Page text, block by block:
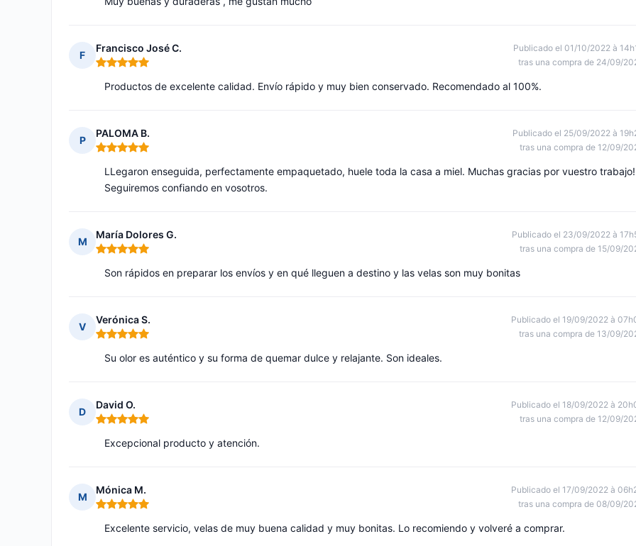
F
Francisco José C.
Nota: 5 de 5
Publicado el 01/10/2022 à
tras una compra de 24/09/
Productos de excelente calidad. Envío rápido y muy bien conservado. Recomendado al 100%.
P
PALOMA B.
Nota: 5 de 5
Publicado el 25/09/2022 à
tras una compra de 12/09/
LLegaron enseguida, perfectamente empaquetado, huele toda la casa a miel. Muchas gracias por vuestro trabajo!
Seguiremos confiando en vosotros.
M
María Dolores G.
Nota: 5 de 5
Publicado el 23/09/2022 à
tras una compra de 15/09/
Son rápidos en preparar los envíos y en qué lleguen a destino y las velas son muy bonitas
V
Verónica S.
Nota: 5 de 5
Publicado el 19/09/2022 à
tras una compra de 13/09/
Su olor es auténtico y su forma de quemar dulce y relajante. Son ideales.
D
David O.
Nota: 5 de 5
Publicado el 18/09/2022 à
tras una compra de 12/09/
Excepcional producto y atención.
M
Mónica M.
Nota: 5 de 5
Publicado el 17/09/2022 à
tras una compra de 08/09/
Excelente servicio, velas de muy buena calidad y muy bonitas. Lo recomiendo y volveré a comprar.